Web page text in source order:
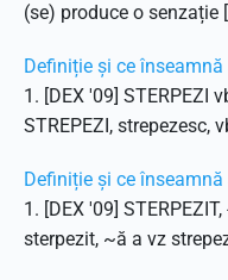
(se) produce o senzație
Definiție și ce înseamnă
1. [DEX '09] STERPEZI
STREPEZI, strepezesc,
Definiție și ce
1. [DEX '09]
sterpezit, ~ă a vz